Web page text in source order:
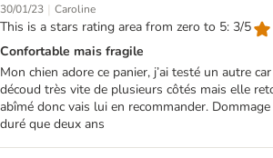
30/01/23 | Caroline
This is a stars rating area from zero to 5: 3/5
Confortable mais fragile
Mon chien adore ce panier, j’ai testé un autre
découd très vite de plusieurs côtés mais elle
abîmé donc vais lui en recommander.
duré que deux ans